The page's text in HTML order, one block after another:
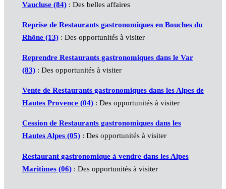
Vaucluse (84): Des belles affaires
Reprise de Restaurants gastronomiques en Bouches du
Rhône (13): Des opportunités à visiter
Reprendre Restaurants gastronomiques dans le Var
(83): Des opportunités à visiter
Vente de Restaurants gastronomiques dans les Alpes de
Hautes Provence (04): Des opportunités à visiter
Cession de Restaurants gastronomiques dans les
Hautes Alpes (05): Des opportunités à visiter
Restaurant gastronomique à vendre dans les Alpes
Maritimes (06): Des opportunités à visiter